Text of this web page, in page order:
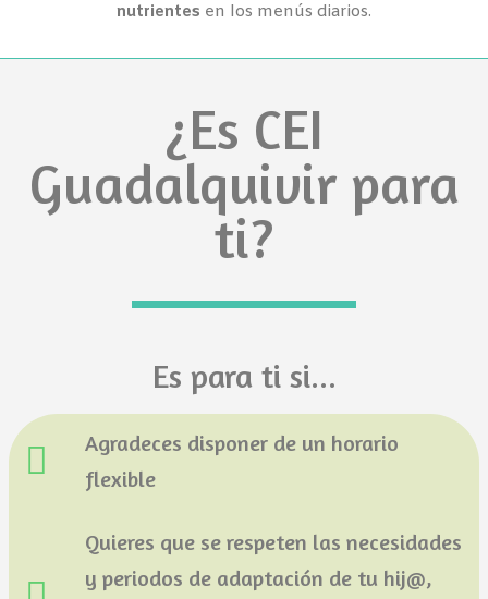
nutrientes en los menús diarios.
¿Es CEI
Guadalquivir para
ti?
Es para ti si...
Agradeces disponer de un horario
flexible
Quieres que se respeten las necesidades
y periodos de adaptación de tu hij@,